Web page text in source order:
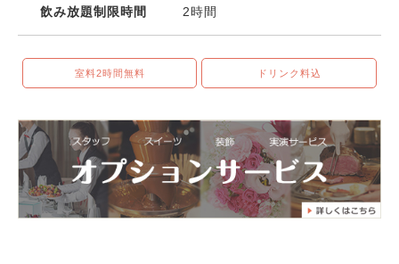
飲み放題制限時間 2時間
室料2時間無料 ドリンク料込